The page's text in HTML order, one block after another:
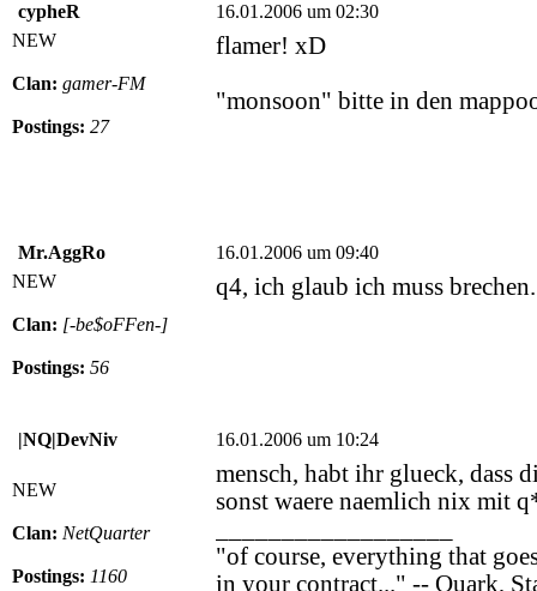
cypheR
16.01.2006 um 02:30
NEW
Clan: gamer-FM
Postings: 27
flamer! xD
"monsoon" bitte in den
Mr.AggRo
16.01.2006 um 09:40
NEW
Clan: [-be$oFFen-]
Postings: 56
q4, ich glaub ich muss
|NQ|DevNiv 16.01.2006 um 10:24
NEW
Clan: NetQuarter
Postings: 1160
mensch, habt ihr glueck, dass
sonst waere naemlich nix mit
"of course, everything that
in your contract..." -- Quark,